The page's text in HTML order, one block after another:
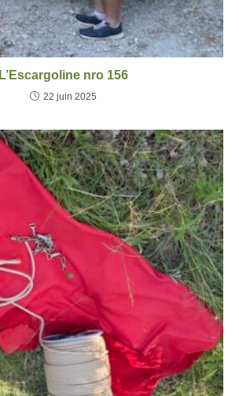
L’Escargoline nro 156
22 juin 2025